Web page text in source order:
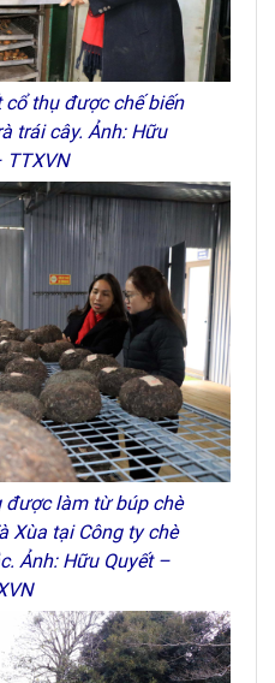
cổ thụ được chế biến
trái cây. Ảnh: Hữu
TTXVN
được làm từ búp chè
Xùa tại Công ty chè
Ảnh: Hữu Quyết –